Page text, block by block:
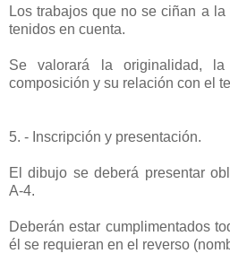
Los trabajos que no se ciñan a
tenidos en cuenta.
Se valorará la originalidad,
composición y su relación con el
5. - Inscripción y presentación.
El dibujo se deberá presentar
A-4.
Deberán estar cumplimentados
él se requieran en el reverso